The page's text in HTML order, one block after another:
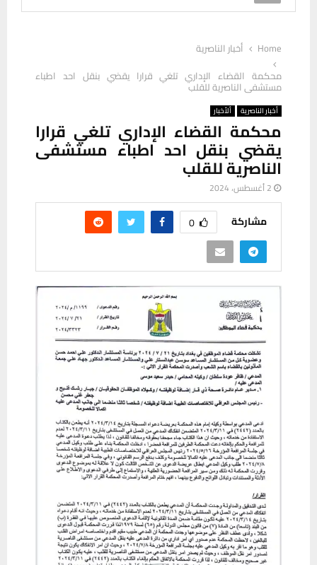
Home
أخبار الناصرية
محكمة القضاء الإداري تلغي قرارا يقضي بنقل احد اطباء
مستشفى الناصرية للقلب
أخبار الناصرية ألأخبار
محكمة القضاء الإداري تلغي قرارا
يقضي بنقل احد اطباء مستشفى
الناصرية للقلب
2 أغسطس، 2024
مشاركة 0